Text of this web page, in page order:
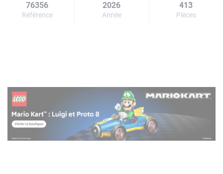
76356
Référence
2026
Année
413
Pièces